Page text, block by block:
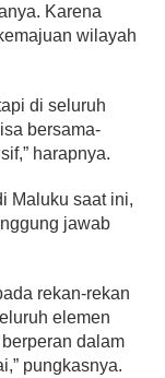
Karena
wilayah
di seluruh
bersama-
harapnya.
Maluku saat ini,
jawab
rekan-rekan
elemen
dalam
pungkasnya.